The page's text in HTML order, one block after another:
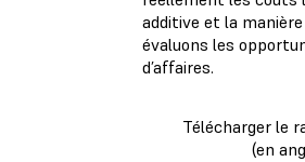
additive et la
évaluons les
d’affaires.
Télécharger le
(en